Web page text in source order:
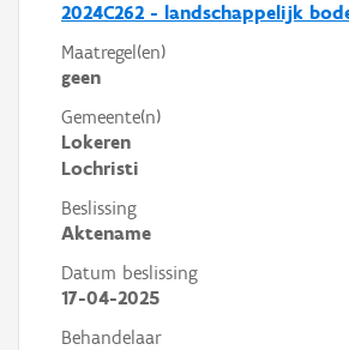
2024C262 - landschappelijk
Maatregel(en)
geen
Gemeente(n)
Lokeren
Lochristi
Beslissing
Aktename
Datum beslissing
17-04-2025
Behandelaar